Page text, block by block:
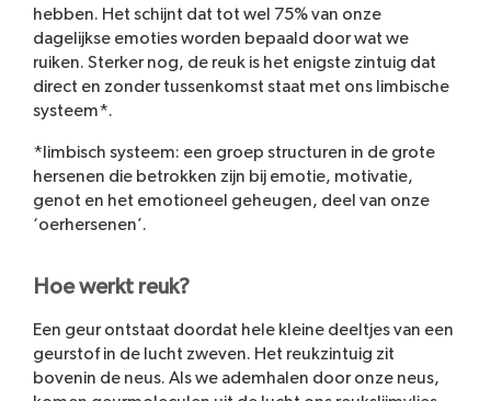
hebben. Het schijnt dat tot wel 75% van onze
dagelijkse emoties worden bepaald door wat we
ruiken. Sterker nog, de reuk is het enigste zintuig dat
direct en zonder tussenkomst staat met ons limbische
systeem*.
*limbisch systeem: een groep structuren in de grote
hersenen die betrokken zijn bij emotie, motivatie,
genot en het emotioneel geheugen, deel van onze
‘oerhersenen’.
Hoe werkt reuk?
Een geur ontstaat doordat hele kleine deeltjes van een
geurstof in de lucht zweven. Het reukzintuig zit
bovenin de neus. Als we ademhalen door onze neus,